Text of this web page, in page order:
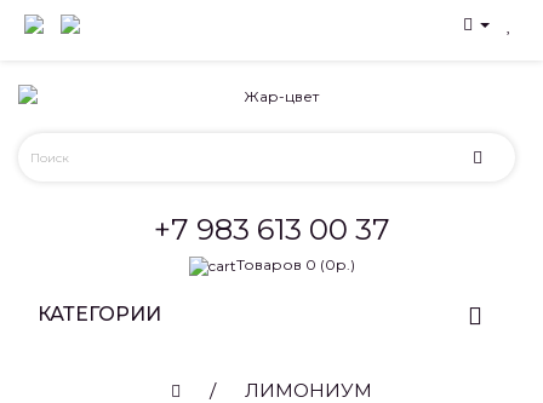
+7 983 613 00 37
Товаров 0 (0р.)
КАТЕГОРИИ
ЛИМОНИУМ